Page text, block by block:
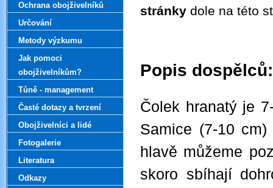
stránky dole na této
Popis dospělců:
Čolek hranatý je
Samice (7-10
hlavě můžeme
skoro sbíhají
Ochrana obojživelníků
Určování
Metody výzkumu
Jak pomoci
obojživelníkům?
Tůně - management
Časté dotazy a tvrzení
Obojživelníci a lidé
Fotogalerie
Literatura
Odkazy